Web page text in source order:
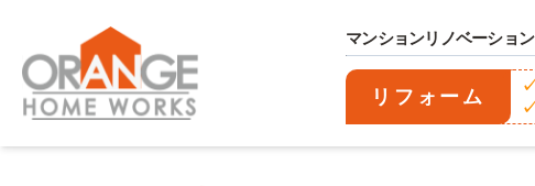
マンションリノベーショ
リフォーム